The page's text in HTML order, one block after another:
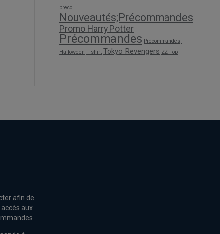
preco
Nouveautés;Précommandes
Promo Harry Potter
Précommandes Précommandes;
Halloween T-shirt Tokyo Revengers ZZ Top
afin de
aux